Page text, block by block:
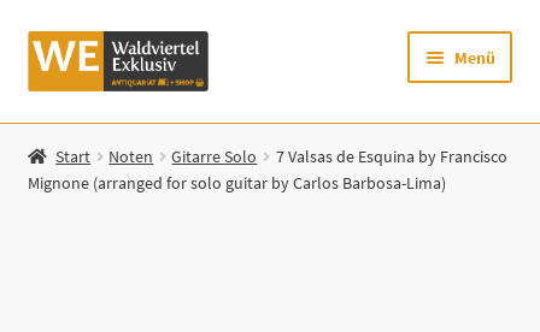
Zur
Navigation
Zum
Inhalt
Menü
Startseite
Shop
Start Noten Gitarre Solo
7 Valsas de Esquina by Francisco
Mignone (arranged for solo guitar by Carlos Barbosa-Lima)